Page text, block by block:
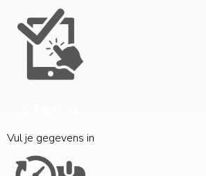
Vul je gegevens in